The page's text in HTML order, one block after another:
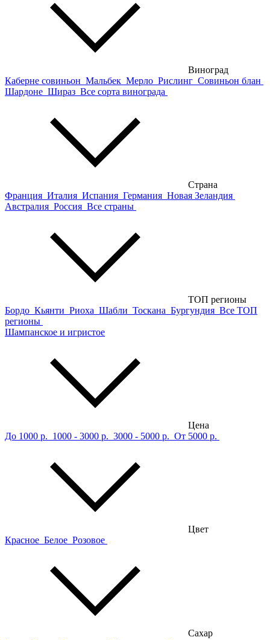
Виноград
Каберне совиньон Мальбек Мерло Рислинг Совиньон блан
Шардоне Шираз Все сорта винограда
Страна
Франция Италия Испания Германия Новая Зеландия
Австралия Россия Все страны
ТОП регионы
Бордо Кьянти Риоха Шабли Тоскана Бургундия Все ТОП
регионы
Шампанское и игристое
Цена
До 1000 р. 1000 - 3000 р. 3000 - 5000 р. От 5000 р.
Цвет
Красное Белое Розовое
Сахар